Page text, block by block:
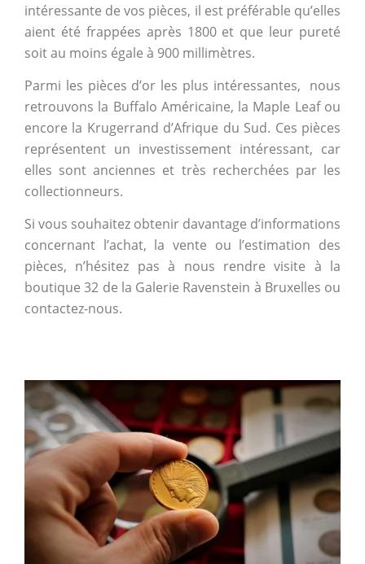
intéressante de vos pièces, il est préférable qu’elles
aient été frappées après 1800 et que leur pureté
soit au moins égale à 900 millimètres.
Parmi les pièces d’or les plus intéressantes, nous
retrouvons la Buffalo Américaine, la Maple Leaf ou
encore la Krugerrand d’Afrique du Sud. Ces pièces
représentent un investissement intéressant, car
elles sont anciennes et très recherchées par les
collectionneurs.
Si vous souhaitez obtenir davantage d’informations
concernant l’achat, la vente ou l’estimation des
pièces, n’hésitez pas à nous rendre visite à la
boutique 32 de la Galerie Ravenstein à Bruxelles ou
contactez-nous.